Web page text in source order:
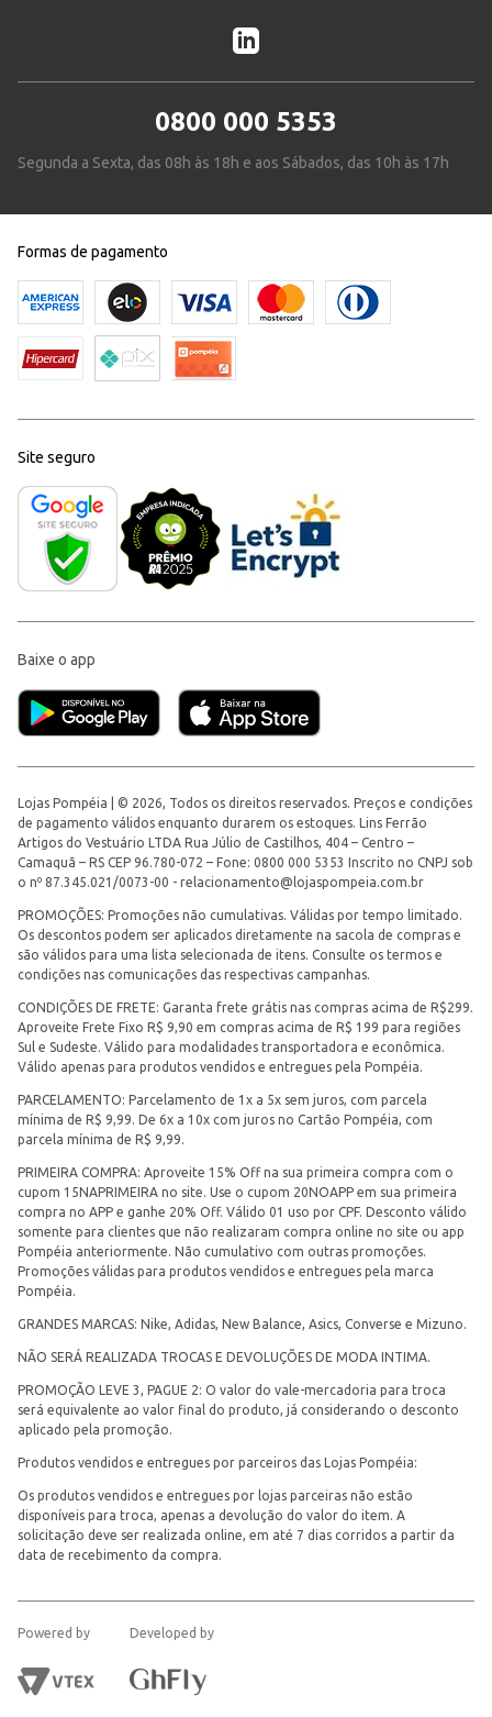
0800 000 5353
Segunda a Sexta, das 08h às 18h e aos Sábados, das 10h às 17h
Formas de pagamento
Site seguro
Baixe o app
Lojas Pompéia | © 2026, Todos os direitos reservados. Preços e condições
de pagamento válidos enquanto durarem os estoques. Lins Ferrão
Artigos do Vestuário LTDA Rua Júlio de Castilhos, 404 – Centro –
Camaquã – RS CEP 96.780-072 – Fone: 0800 000 5353 Inscrito no CNPJ sob
o nº 87.345.021/0073-00 - relacionamento@lojaspompeia.com.br
PROMOÇÕES: Promoções não cumulativas. Válidas por tempo limitado.
Os descontos podem ser aplicados diretamente na sacola de compras e
são válidos para uma lista selecionada de itens. Consulte os termos e
condições nas comunicações das respectivas campanhas.
CONDIÇÕES DE FRETE: Garanta frete grátis nas compras acima de R$299.
Aproveite Frete Fixo R$ 9,90 em compras acima de R$ 199 para regiões
Sul e Sudeste. Válido para modalidades transportadora e econômica.
Válido apenas para produtos vendidos e entregues pela Pompéia.
PARCELAMENTO: Parcelamento de 1x a 5x sem juros, com parcela
mínima de R$ 9,99. De 6x a 10x com juros no Cartão Pompéia, com
parcela mínima de R$ 9,99.
PRIMEIRA COMPRA: Aproveite 15% Off na sua primeira compra com o
cupom 15NAPRIMEIRA no site. Use o cupom 20NOAPP em sua primeira
compra no APP e ganhe 20% Off. Válido 01 uso por CPF. Desconto válido
somente para clientes que não realizaram compra online no site ou app
Pompéia anteriormente. Não cumulativo com outras promoções.
Promoções válidas para produtos vendidos e entregues pela marca
Pompéia.
GRANDES MARCAS: Nike, Adidas, New Balance, Asics, Converse e Mizuno.
NÃO SERÁ REALIZADA TROCAS E DEVOLUÇÕES DE MODA INTIMA.
PROMOÇÃO LEVE 3, PAGUE 2: O valor do vale-mercadoria para troca
será equivalente ao valor final do produto, já considerando o desconto
aplicado pela promoção.
Produtos vendidos e entregues por parceiros das Lojas Pompéia:
Os produtos vendidos e entregues por lojas parceiras não estão
disponíveis para troca, apenas a devolução do valor do item. A
solicitação deve ser realizada online, em até 7 dias corridos a partir da
data de recebimento da compra.
Powered by Developed by